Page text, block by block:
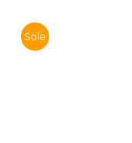
Sale